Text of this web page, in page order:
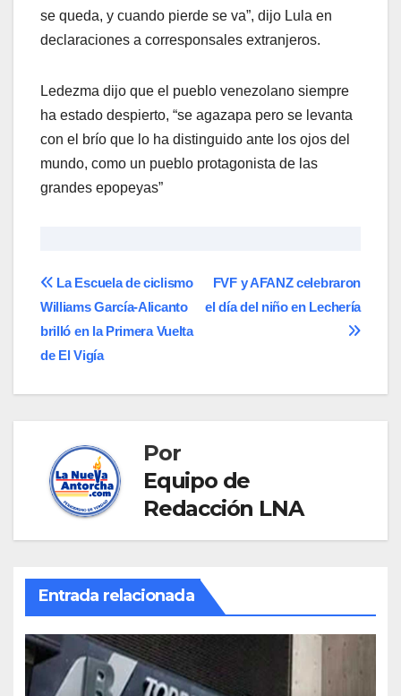
se queda, y cuando pierde se va”, dijo Lula en
declaraciones a corresponsales extranjeros.
Ledezma dijo que el pueblo venezolano siempre
ha estado despierto, “se agazapa pero se levanta
con el brío que lo ha distinguido ante los ojos del
mundo, como un pueblo protagonista de las
grandes epopeyas”
Navegación
de
entradas
FVF y AFANZ celebraron
el día del niño en Lechería
La Escuela de ciclismo
Williams García-Alicanto
brilló en la Primera Vuelta
de El Vigía
Por
Equipo de
Redacción LNA
Entrada relacionada